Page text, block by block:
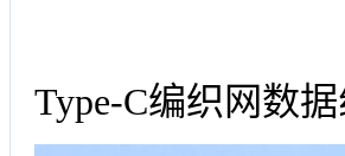
Type-C编织网数